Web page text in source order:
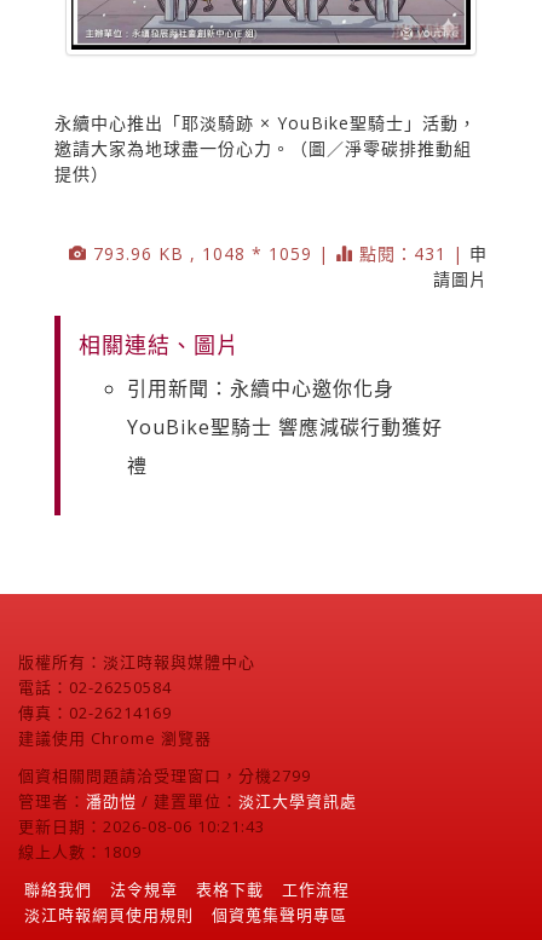
永續中心推出「耶淡騎跡 × YouBike聖騎士」活動，
邀請大家為地球盡一份心力。（圖／淨零碳排推動組
提供）
793.96 KB , 1048 * 1059 | 點閱：431 | 申
請圖片
相關連結、圖片
引用新聞：永續中心邀你化身
YouBike聖騎士 響應減碳行動獲好
禮
版權所有：淡江時報與媒體中心
電話：02-26250584
傳真：02-26214169
建議使用 Chrome 瀏覽器
個資相關問題請洽受理窗口，分機2799
管理者： 潘劭愷 / 建置單位： 淡江大學資訊處
更新日期：2026-08-06 10:21:43
線上人數：1809
聯絡我們
法令規章 表格下載
工作流程
淡江時報網頁使用規則
個資蒐集聲明專區